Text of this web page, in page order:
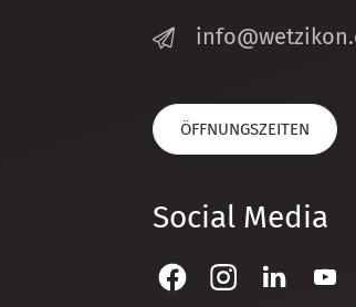
nf
w tz k n
ÖFFNUNGSZEITEN
Social Media